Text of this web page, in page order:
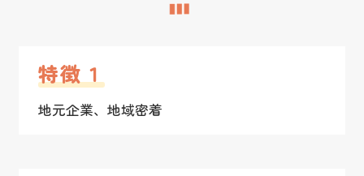
特徴１
地元企業、地域密着